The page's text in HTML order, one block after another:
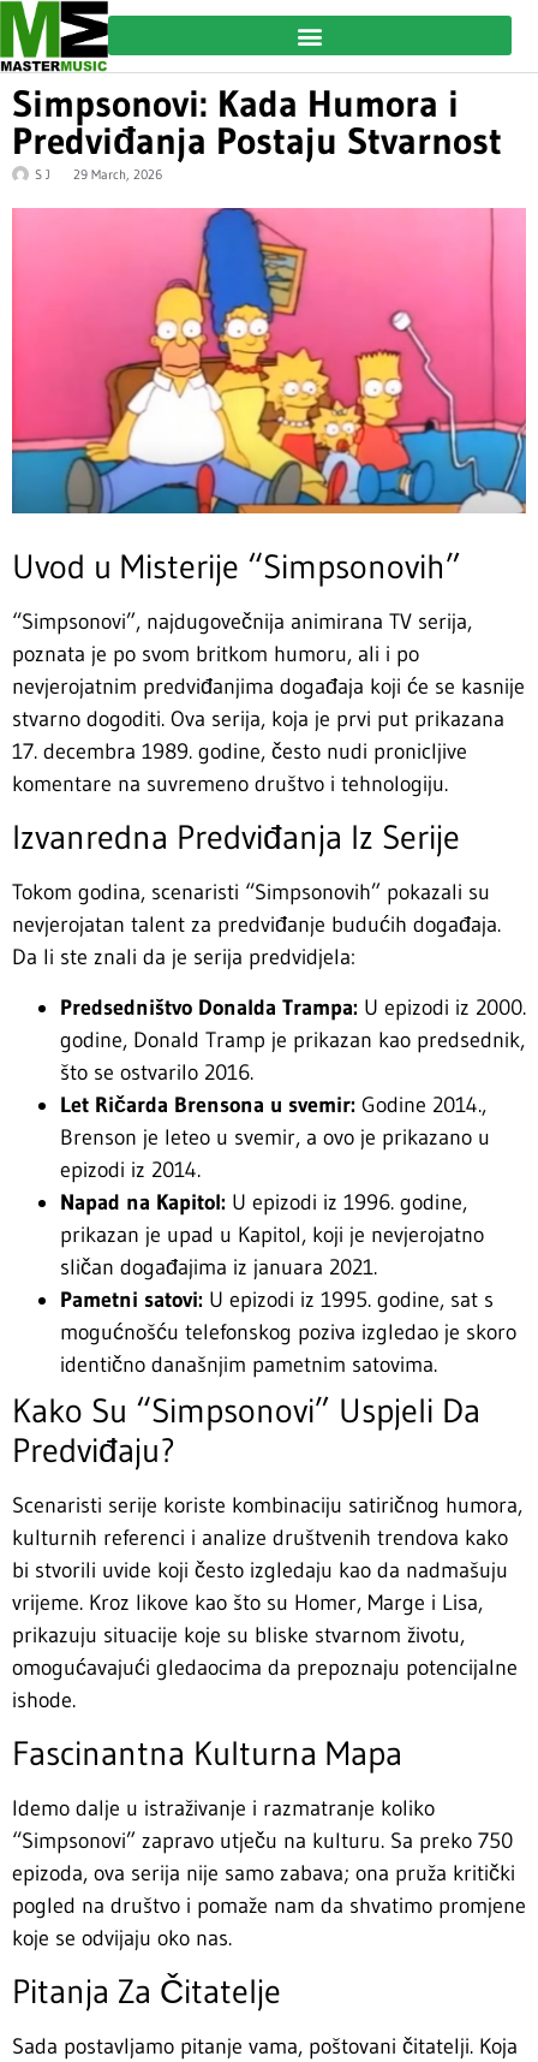
Simpsonovi: Kada Humora i
Predviđanja Postaju Stvarnost
S J 29 March, 2026
Uvod u Misterije “Simpsonovih”
“Simpsonovi”, najdugovečnija animirana TV serija,
poznata je po svom britkom humoru, ali i po
nevjerojatnim predviđanjima događaja koji će se kasnije
stvarno dogoditi. Ova serija, koja je prvi put prikazana
17. decembra 1989. godine, često nudi pronicljive
komentare na suvremeno društvo i tehnologiju.
Izvanredna Predviđanja Iz Serije
Tokom godina, scenaristi “Simpsonovih” pokazali su
nevjerojatan talent za predviđanje budućih događaja.
Da li ste znali da je serija predvidjela:
Predsedništvo Donalda Trampa: U epizodi iz 2000.
godine, Donald Tramp je prikazan kao predsednik,
što se ostvarilo 2016.
Let Ričarda Brensona u svemir: Godine 2014.,
Brenson je leteo u svemir, a ovo je prikazano u
epizodi iz 2014.
Napad na Kapitol: U epizodi iz 1996. godine,
prikazan je upad u Kapitol, koji je nevjerojatno
sličan događajima iz januara 2021.
Pametni satovi: U epizodi iz 1995. godine, sat s
mogućnošću telefonskog poziva izgledao je skoro
identično današnjim pametnim satovima.
Kako Su “Simpsonovi” Uspjeli Da
Predviđaju?
Scenaristi serije koriste kombinaciju satiričnog humora,
kulturnih referenci i analize društvenih trendova kako
bi stvorili uvide koji često izgledaju kao da nadmašuju
vrijeme. Kroz likove kao što su Homer, Marge i Lisa,
prikazuju situacije koje su bliske stvarnom životu,
omogućavajući gledaocima da prepoznaju potencijalne
ishode.
Fascinantna Kulturna Mapa
Idemo dalje u istraživanje i razmatranje koliko
“Simpsonovi” zapravo utječu na kulturu. Sa preko 750
epizoda, ova serija nije samo zabava; ona pruža kritički
pogled na društvo i pomaže nam da shvatimo promjene
koje se odvijaju oko nas.
Pitanja Za Čitatelje
Sada postavljamo pitanje vama, poštovani čitatelji. Koja